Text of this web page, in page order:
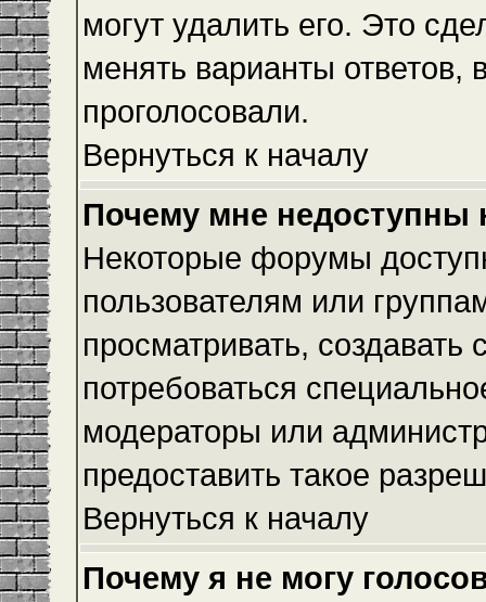
могут удалить его. Это
менять варианты ответов,
проголосовали.
Вернуться к началу
Почему мне
Некоторые форумы
пользователям или
просматривать,
потребоваться
модераторы или
предоставить такое
Вернуться к началу
Почему я не могу